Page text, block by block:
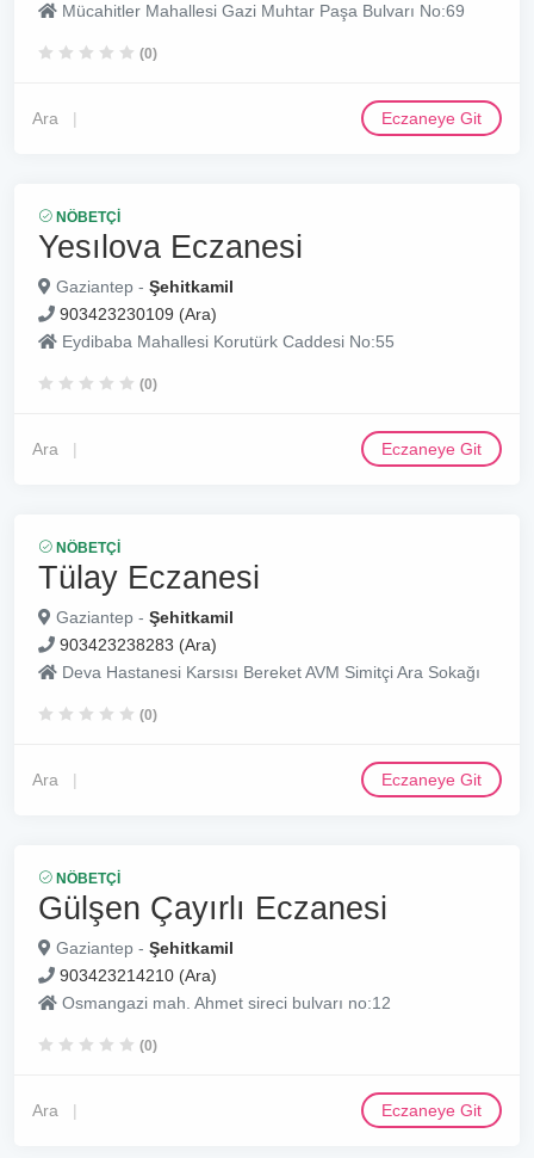
Mücahitler Mahallesi Gazi Muhtar Paşa Bulvarı No:69
(0)
Ara Eczaneye Git
NÖBETÇI
Yesılova Eczanesi
Gaziantep - Şehitkamil
903423230109 (Ara)
Eydibaba Mahallesi Korutürk Caddesi No:55
(0)
Ara Eczaneye Git
NÖBETÇI
Tülay Eczanesi
Gaziantep - Şehitkamil
903423238283 (Ara)
Deva Hastanesi Karsısı Bereket AVM Simitçi Ara Sokağı
(0)
Ara Eczaneye Git
NÖBETÇI
Gülşen Çayırlı Eczanesi
Gaziantep - Şehitkamil
903423214210 (Ara)
Osmangazi mah. Ahmet sireci bulvarı no:12
(0)
Ara Eczaneye Git